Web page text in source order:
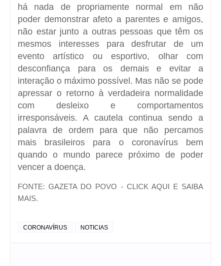
há nada de propriamente normal em não
poder demonstrar afeto a parentes e amigos,
não estar junto a outras pessoas que têm os
mesmos interesses para desfrutar de um
evento artístico ou esportivo, olhar com
desconfiança para os demais e evitar a
interação o máximo possível. Mas não se pode
apressar o retorno à verdadeira normalidade
com desleixo e comportamentos
irresponsáveis. A cautela continua sendo a
palavra de ordem para que não percamos
mais brasileiros para o coronavírus bem
quando o mundo parece próximo de poder
vencer a doença.
FONTE: GAZETA DO POVO - CLICK AQUI E SAIBA
MAIS.
CORONAVÍRUS NOTICIAS